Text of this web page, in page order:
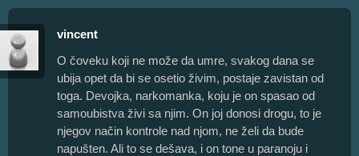
vincent
O čoveku koji ne može da umre, svakog dana se
ubija opet da bi se osetio živim, postaje zavistan od
toga. Devojka, narkomanka, koju je on spasao od
samoubistva živi sa njim. On joj donosi drogu, to je
njegov način kontrole nad njom, ne želi da bude
napušten. Ali to se dešava, i on tone u paranoju i